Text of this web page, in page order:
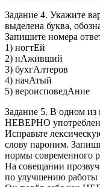
Задание 4. Укажите
выделена буква,
Запишите номера
1) ногтЕй
2) нАживший
3) бухгАлтеров
4) начАтый
5) вероисповедАние
Задание 5. В одном
НЕВЕРНО
Исправьте
слову пароним.
нормы современного
На совещании
по улучшению работы